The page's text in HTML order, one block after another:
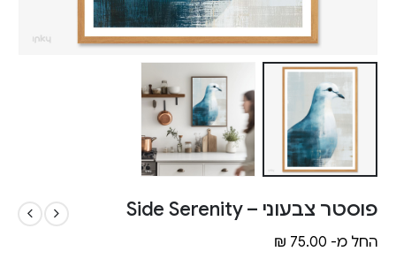
פוסטר צבעוני – Side Serenity
החל מ- ₪ 75.00